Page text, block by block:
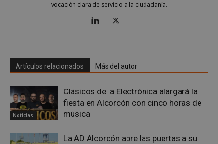
vocación clara de servicio a la ciudadanía.
Artículos relacionados Más del autor
Noticias
Clásicos de la Electrónica alargará la
fiesta en Alcorcón con cinco horas de
música
La AD Alcorcón abre las puertas a su
sp_landing
.spotify.com